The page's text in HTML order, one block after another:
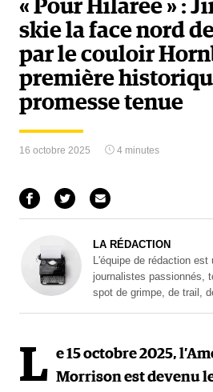
« Pour Hilaree » :
skie la face nord
par le couloir
première
promesse tenue
16 octobre 2025 4 minutes
LA RÉDACTION
L'équipe de rédaction est
journalistes passionnés,
spot de grimpe, de trail,
L e 15 octobre 2025,
Morrison est devenu